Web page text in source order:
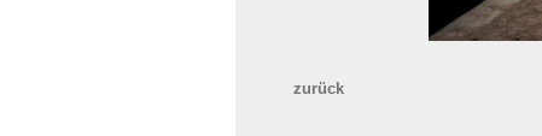
zurück